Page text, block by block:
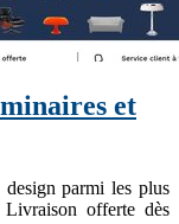
et
parmi les plus
offerte dès